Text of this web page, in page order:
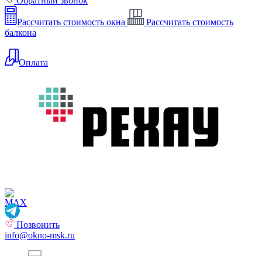
Рассчитать стоимость окна
Рассчитать стоимость
балкона
Оплата
Позвонить
info@okno-msk.ru